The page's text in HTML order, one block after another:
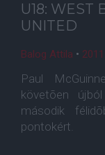
U18: WEST
UNITED
Balog Attila •
Paul
követõen
második
pontokért.